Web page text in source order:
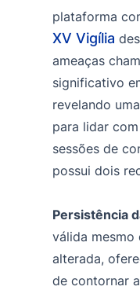
plataforma
XV Vigília
ameaças
significativo
revelando
para lidar
sessões de
possui dois
Persistência
válida mesmo
alterada,
de contornar